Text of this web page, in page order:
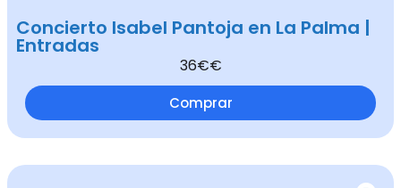
Concierto Isabel Pantoja en La Palma |
Entradas
36€€
Comprar